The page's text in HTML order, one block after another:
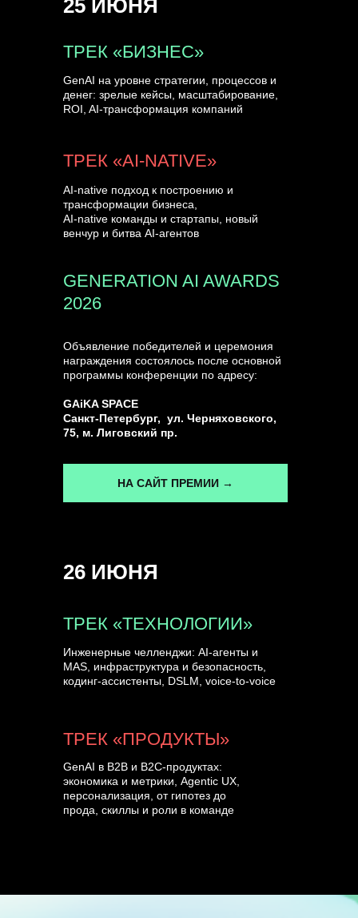
Объявление победителей и церемония
награждения состоялось после основной
программы конференции по адресу:
GAiKA SPACE
Санкт-Петербург, ул. Черняховского,
75, м. Лиговский пр.
ТРЕК «БИЗНЕС»
GENERATION AI AWARDS
2026
GenAI на уровне стратегии, процессов и
денег: зрелые кейсы, масштабирование,
ROI, AI-трансформация компаний
AI-native подход к построению и
трансформации бизнеса,
AI-native команды и стартапы, новый
венчур и битва AI-агентов
ТРЕК «AI-NATIVE»
25 ИЮНЯ
26 ИЮНЯ
ТРЕК «ПРОДУКТЫ»
GenAI в B2B и B2C-продуктах:
экономика и метрики, Agentic UX,
персонализация, от гипотез до
прода, скиллы и роли в команде
Инженерные челленджи: AI-агенты и
MAS, инфраструктура и безопасность,
кодинг-ассистенты, DSLM, voice-to-voice
ТРЕК «ТЕХНОЛОГИИ»
НА САЙТ ПРЕМИИ →
УЗНАТЬ БОЛЬШЕ
ГЕНЕРАЛЬНЫЙ ИНФОПАРТНЕР
CONVERSATIONS